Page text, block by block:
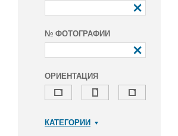
№ ФОТОГРАФИИ
ОРИЕНТАЦИЯ
КАТЕГОРИИ